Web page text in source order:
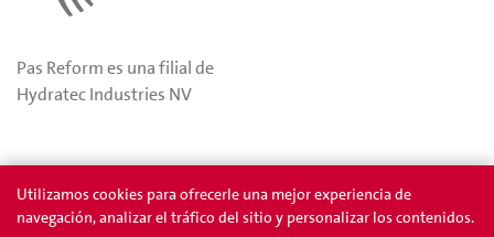
Pas Reform es una filial de
Hydratec Industries NV
Privacidad Permios
Utilizamos cookies para ofrecerle una mejor experiencia de
navegación, analizar el tráfico del sitio y personalizar los contenidos.